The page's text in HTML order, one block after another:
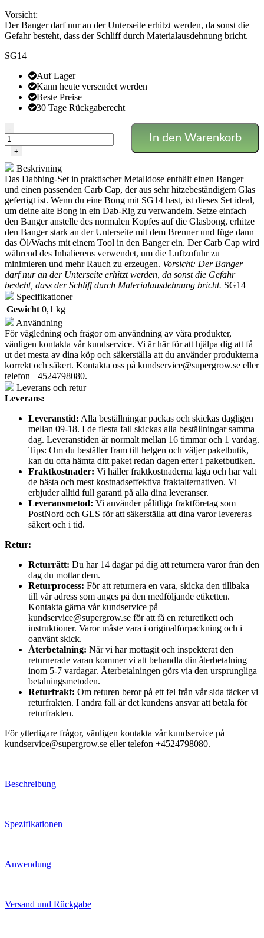
Vorsicht:
Der Banger darf nur an der Unterseite erhitzt werden, da sonst die
Gefahr besteht, dass der Schliff durch Materialausdehnung bricht.
SG14
Auf Lager
Kann heute versendet werden
Beste Preise
30 Tage Rückgaberecht
Banger
mit
Carb
SG14
Menge
-
+
In den Warenkorb
Beskrivning
Das Dabbing-Set in praktischer Metalldose enthält einen Banger
und einen passenden Carb Cap, der aus sehr hitzebeständigem Glas
gefertigt ist. Wenn du eine Bong mit SG14 hast, ist dieses Set ideal,
um deine alte Bong in ein Dab-Rig zu verwandeln. Setze einfach
den Banger anstelle des normalen Kopfes auf die Glasbong, erhitze
den Banger stark an der Unterseite mit dem Brenner und füge dann
das Öl/Wachs mit einem Tool in den Banger ein. Der Carb Cap wird
während des Inhalierens verwendet, um die Luftzufuhr zu
minimieren und mehr Rauch zu erzeugen. Vorsicht: Der Banger
darf nur an der Unterseite erhitzt werden, da sonst die Gefahr
besteht, dass der Schliff durch Materialausdehnung bricht. SG14
Specifikationer
Gewicht 0,1 kg
Användning
För vägledning och frågor om användning av våra produkter,
vänligen kontakta vår kundservice. Vi är här för att hjälpa dig att få
ut det mesta av dina köp och säkerställa att du använder produkterna
korrekt och säkert. Kontakta oss på kundservice@supergrow.se eller
telefon +4524798080.
Leverans och retur
Leverans:
Leveranstid: Alla beställningar packas och skickas dagligen
mellan 09-18. I de flesta fall skickas alla beställningar samma
dag. Leveranstiden är normalt mellan 16 timmar och 1 vardag.
Tips: Om du beställer fram till helgen och väljer paketbutik,
kan du ofta hämta ditt paket redan dagen efter i paketbutiken.
Fraktkostnader: Vi håller fraktkostnaderna låga och har valt
de bästa och mest kostnadseffektiva fraktalternativen. Vi
erbjuder alltid full garanti på alla dina leveranser.
Leveransmetod: Vi använder pålitliga fraktföretag som
PostNord och GLS för att säkerställa att dina varor levereras
säkert och i tid.
Retur:
Returrätt: Du har 14 dagar på dig att returnera varor från den
dag du mottar dem.
Returprocess: För att returnera en vara, skicka den tillbaka
till vår adress som anges på den medföljande etiketten.
Kontakta gärna vår kundservice på
kundservice@supergrow.se för att få en returetikett och
instruktioner. Varor måste vara i originalförpackning och i
oanvänt skick.
Återbetalning: När vi har mottagit och inspekterat den
returnerade varan kommer vi att behandla din återbetalning
inom 5-7 vardagar. Återbetalningen görs via den ursprungliga
betalningsmetoden.
Returfrakt: Om returen beror på ett fel från vår sida täcker vi
returfrakten. I andra fall är det kundens ansvar att betala för
returfrakten.
För ytterligare frågor, vänligen kontakta vår kundservice på
kundservice@supergrow.se eller telefon +4524798080.
Beschreibung
Spezifikationen
Anwendung
Versand und Rückgabe